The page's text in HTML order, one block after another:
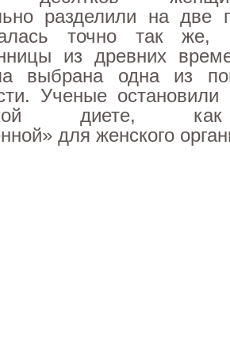
разделили на две
точно так же,
из древних
выбрана одна из
Ученые
диете,
для женского